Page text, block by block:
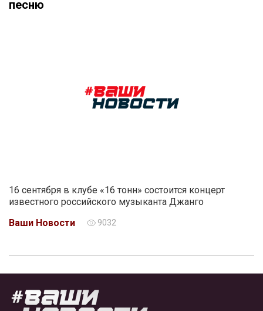
песню
16 сентября в клубе «16 тонн» состоится концерт
известного российского музыканта Джанго
Ваши Новости
9032